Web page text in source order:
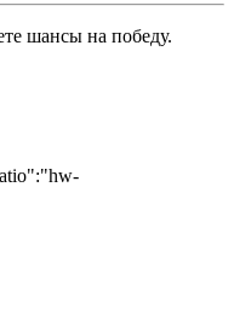
шансы на победу.